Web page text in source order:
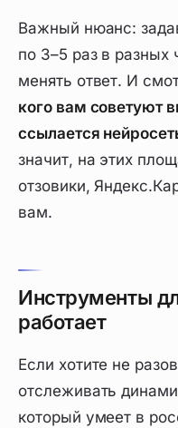
Важный нюанс:
по 3–5 разв разных
менять ответ. И
кого вам советуют
ссылается
значит, на этих
отзовики,
вам.
Инструменты
работает
Если хотите не
отслеживать
который умеет в